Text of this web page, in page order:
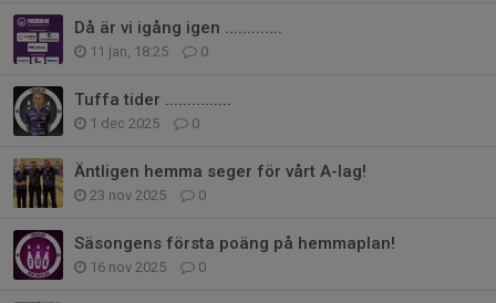
Då är vi igång igen .............
11 jan, 18:25 0
Tuffa tider ...............
1 dec 2025 0
Äntligen hemma seger för vårt A-lag!
23 nov 2025 0
Säsongens första poäng på hemmaplan!
16 nov 2025 0